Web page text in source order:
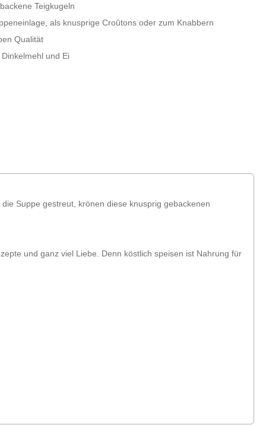
Teigkugeln
als knusprige Croûtons oder zum Knabbern
Qualität
und Ei
Suppe gestreut, krönen diese knusprig gebackenen
und ganz viel Liebe. Denn köstlich speisen ist Nahrung für